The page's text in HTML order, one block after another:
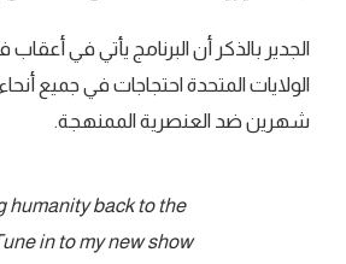
الجدير بالذكر أن البرنامج يأتي في
الولايات المتحدة احتجاجات في جميع
شهرين ضد العنصرية الممنهجة.
humanity back to the
in to my new show